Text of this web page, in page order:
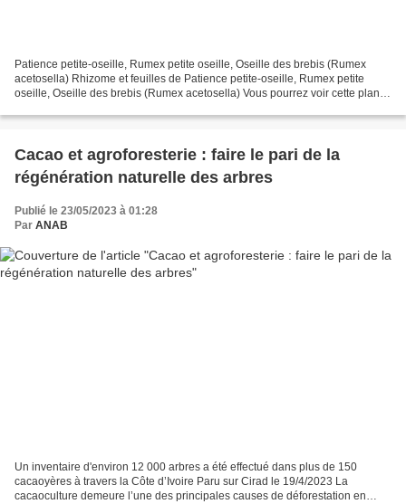
Patience petite-oseille, Rumex petite oseille, Oseille des brebis (Rumex
acetosella) Rhizome et feuilles de Patience petite-oseille, Rumex petite
oseille, Oseille des brebis (Rumex acetosella) Vous pourrez voir cette plante
Cacao et agroforesterie : faire le pari de la
régénération naturelle des arbres
Publié le 23/05/2023 à 01:28
Par ANAB
Un inventaire d'environ 12 000 arbres a été effectué dans plus de 150
cacaoyères à travers la Côte d’Ivoire Paru sur Cirad le 19/4/2023 La
cacaoculture demeure l’une des principales causes de déforestation en